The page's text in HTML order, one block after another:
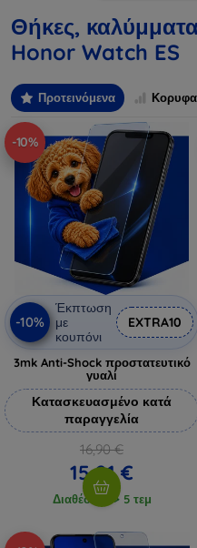
Θήκες,
Honor Watch ES
Προτεινόμενα
-10%
-10%
Έκπτωση
με
κουπόνι
EXTRA10
3mk Anti-Shock προστατευτικό
γυαλί
Κατασκευασμένο κατά
παραγγελία
16,90 €
15,21 €
Διαθέσιμο > 5 τεμ